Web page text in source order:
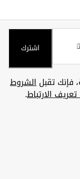
اشترك
فإنك تقبلالشروط
الارتباط.